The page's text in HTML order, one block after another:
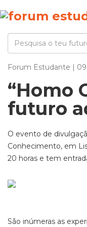
Forum Estudante |
“Homo
futuro
O evento de
Conhecimento, em
20 horas e tem
São inúmeras as